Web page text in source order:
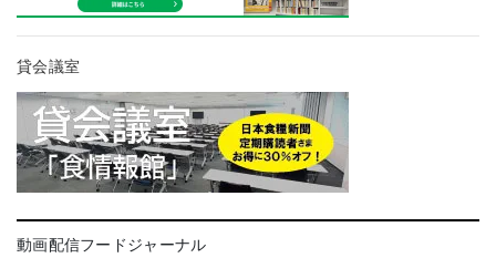
貸会議室
動画配信フードジャーナル